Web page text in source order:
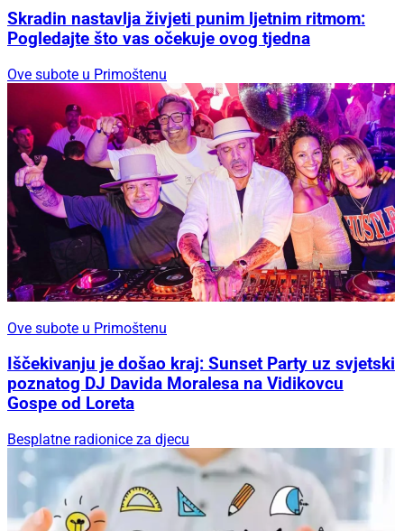
Skradin nastavlja živjeti punim ljetnim ritmom:
Pogledajte što vas očekuje ovog tjedna
Ove subote u Primoštenu
Ove subote u Primoštenu
Iščekivanju je došao kraj: Sunset Party uz svjetski
poznatog DJ Davida Moralesa na Vidikovcu
Gospe od Loreta
Besplatne radionice za djecu